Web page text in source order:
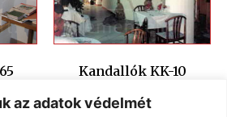
az adatok védelmét
Kandallók KK-10